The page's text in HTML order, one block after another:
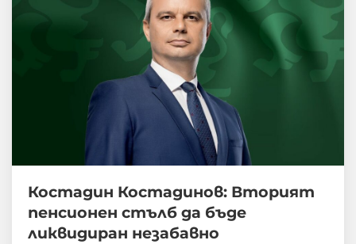
Костадин Костадинов: Вторият
пенсионен стълб да бъде
ликвидиран незабавно